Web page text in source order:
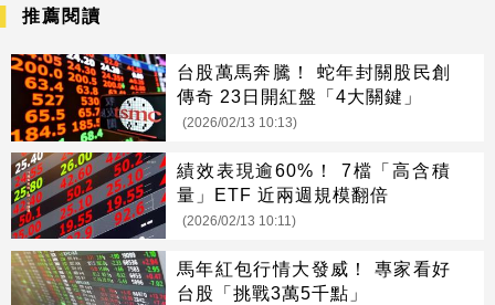
推薦閱讀
台股萬馬奔騰！ 蛇年封關股民創
傳奇 23日開紅盤「4大關鍵」
(2026/02/13 10:13)
績效表現逾60%！ 7檔「高含積
量」ETF 近兩週規模翻倍
(2026/02/13 10:11)
馬年紅包行情大發威！ 專家看好
台股「挑戰3萬5千點」